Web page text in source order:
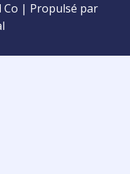
Co | Propulsé par